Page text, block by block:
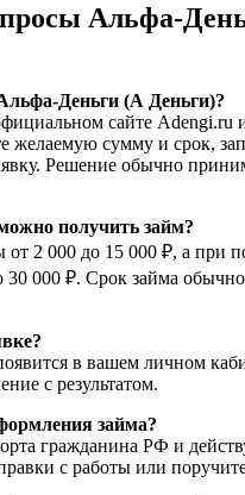
Альфа-
Деньги (А Деньги)​?
сайте Adengi.ru
желаемую сумму и срок,
Решение обычно
получить займ?
2 000 до 15 000 ₽, а при
000 ₽. Срок займа
в вашем личном
с результатом.
займа?
гражданина РФ и
с работы или